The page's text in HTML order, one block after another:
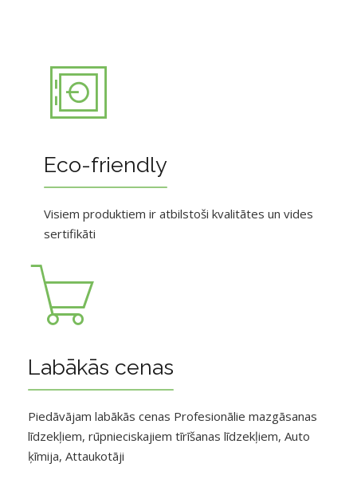
Eco-friendly
Visiem produktiem ir atbilstoši kvalitātes un vides
sertifikāti
Labākās cenas
Piedāvājam labākās cenas Profesionālie mazgāsanas
līdzekļiem, rūpnieciskajiem tīrīšanas līdzekļiem, Auto
ķīmija, Attaukotāji